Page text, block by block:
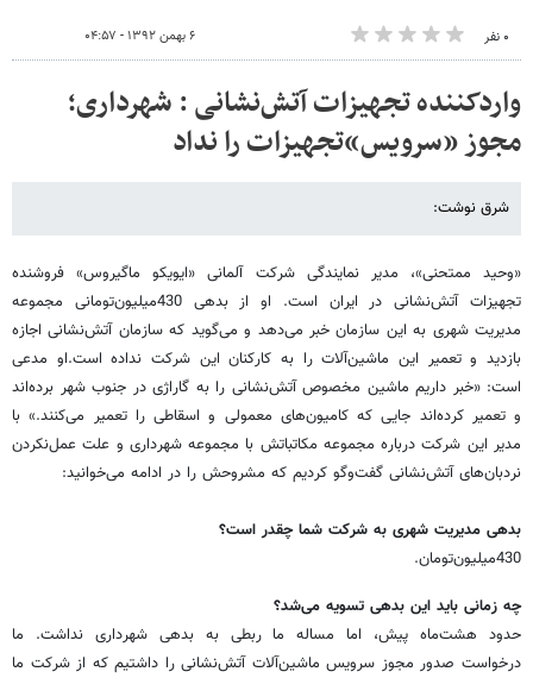
۰ نفر ۶ بهمن ۱۳۹۲ - ۰۴:۵۷
واردکننده تجهیزات آتش‌نشانی : شهرداری؛
مجوز «سرویس»‌تجهیزات را نداد
شرق نوشت:
«وحید ممتحنی»، مدیر نمایندگی شرکت آلمانی «ایویکو ماگیروس» فروشنده
تجهیزات آتش‌نشانی در ایران است. او از بدهی 430‌میلیون‌تومانی مجموعه
مدیریت شهری به این سازمان خبر می‌دهد و می‌گوید که سازمان آتش‌نشانی اجازه
بازدید و تعمیر این ماشین‌آلات را به کارکنان این شرکت نداده است.‌او مدعی
است: «خبر داریم ماشین مخصوص آتش‌نشانی را به گاراژی در جنوب شهر برده‌اند
و تعمیر کرده‌اند جایی که کامیون‌های معمولی و اسقاطی را تعمیر می‌کنند.» با
مدیر این شرکت درباره مجموعه مکاتباتش با مجموعه شهرداری و علت عمل‌نکردن
نردبان‌های آتش‌نشانی گفت‌وگو کردیم که مشروحش را در ادامه می‌خوانید:
‌بدهی مدیریت شهری به شرکت شما چقدر است؟
430‌میلیون‌تومان.
‌چه زمانی باید این بدهی تسویه می‌شد؟
حدود هشت‌ماه پیش، اما مساله ما ربطی به بدهی شهرداری نداشت. ما
درخواست صدور مجوز سرویس ماشین‌آلات آتش‌نشانی را داشتیم که از شرکت ما